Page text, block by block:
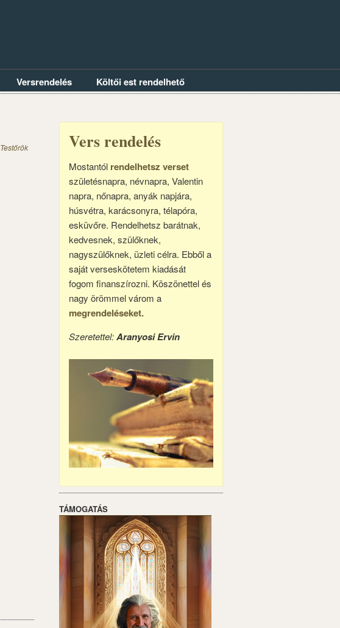
Versrendelés Költői est rendelhető
Testőrök
Vers rendelés
Mostantól rendelhetsz verset
születésnapra, névnapra, Valentin
napra, nőnapra, anyák napjára,
húsvétra, karácsonyra, télapóra,
esküvőre. Rendelhetsz barátnak,
kedvesnek, szülőknek,
nagyszülőknek, üzleti célra. Ebből a
saját verseskötetem kiadását
fogom finanszírozni. Köszönettel és
nagy örömmel várom a
megrendeléseket.
Szeretettel:Aranyosi Ervin
TÁMOGATÁS